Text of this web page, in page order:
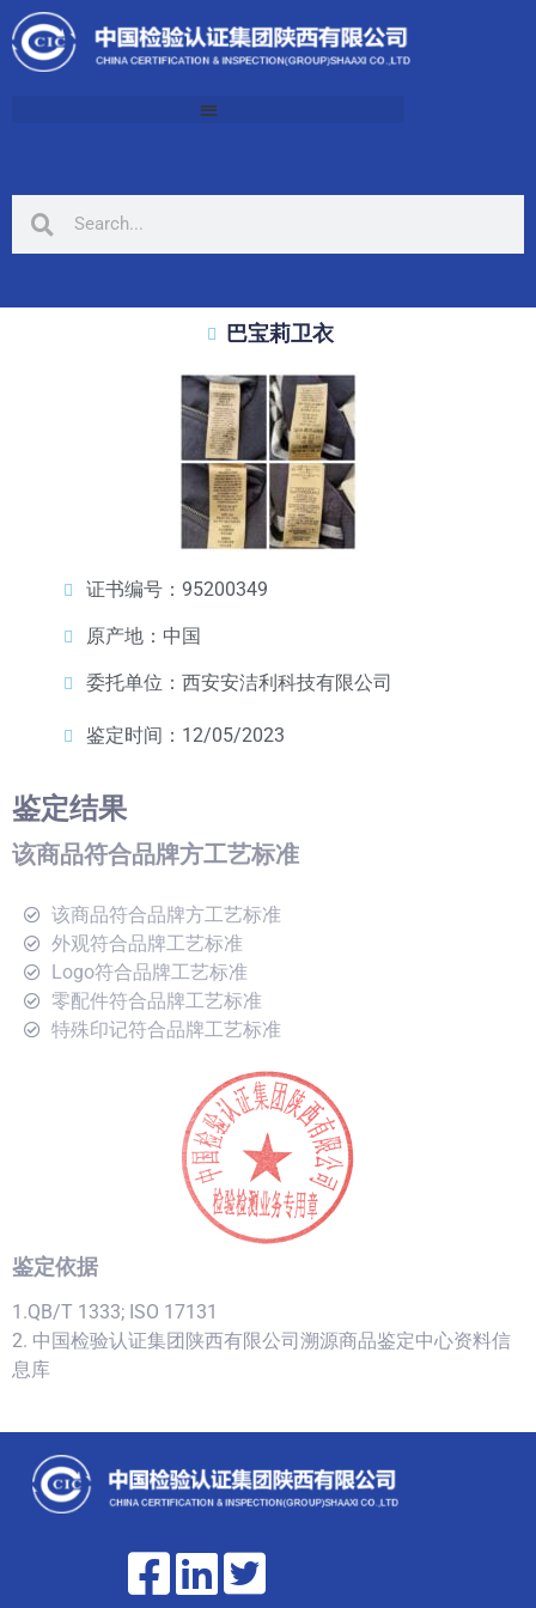
巴宝莉卫衣
证书编号：95200349
原产地：中国
委托单位：西安安洁利科技有限公司
鉴定时间：12/05/2023
鉴定结果
该商品符合品牌方工艺标准
该商品符合品牌方工艺标准
外观符合品牌工艺标准
Logo符合品牌工艺标准
零配件符合品牌工艺标准
特殊印记符合品牌工艺标准
鉴定依据
1.QB/T 1333; ISO 17131
2. 中国检验认证集团陕西有限公司溯源商品鉴定中心资料信
息库